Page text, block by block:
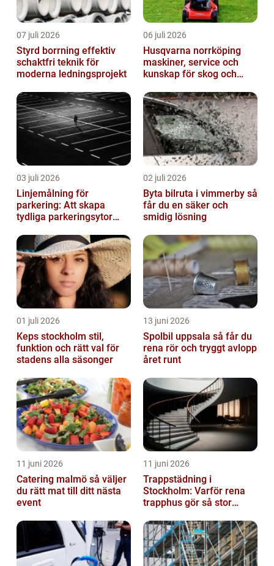
07 juli 2026
Styrd borrning effektiv
schaktfri teknik för
moderna ledningsprojekt
06 juli 2026
Husqvarna norrköping
maskiner, service och
kunskap för skog och
03 juli 2026
Linjemålning för
parkering: Att skapa
tydliga parkeringsytor
parkeringslinjer
02 juli 2026
Byta bilruta i vimmerby så
får du en säker och
smidig lösning
01 juli 2026
Keps stockholm stil,
funktion och rätt val för
stadens alla säsonger
13 juni 2026
Spolbil uppsala så får du
rena rör och tryggt avlopp
året runt
11 juni 2026
Catering malmö så väljer
du rätt mat till ditt nästa
event
11 juni 2026
Trappstädning i
Stockholm: Varför rena
trapphus gör så stor